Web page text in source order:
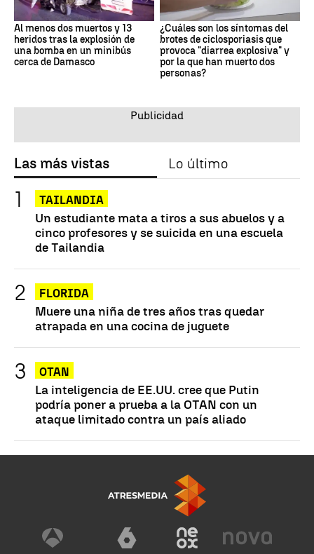
Al menos dos muertos y 13
heridos tras la explosión de
una bomba en un minibús
cerca de Damasco
¿Cuáles son los síntomas del
brotes de ciclosporiasis que
provoca "diarrea explosiva" y
por la que han muerto dos
personas?
Las más vistas Lo último
TAILANDIA
Un estudiante mata a tiros a sus abuelos y a
cinco profesores y se suicida en una escuela
de Tailandia
FLORIDA
Muere una niña de tres años tras quedar
atrapada en una cocina de juguete
OTAN
La inteligencia de EE.UU. cree que Putin
podría poner a prueba a la OTAN con un
ataque limitado contra un país aliado